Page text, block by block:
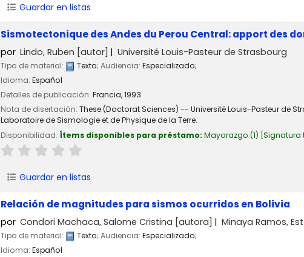
Guardar en listas
Sismotectonique des Andes du Perou Central: apport des
por Lindo, Ruben [autor] Université Louis-Pasteur de Strasbourg
Tipo de material: Texto; Audiencia: Especializado;
Idioma: Español
Detalles de publicación: Francia,1993
Nota de disertación: These (Doctorat Sciences) -- Université Louis-Pasteur de
Laboratoire de Sismologie et de Physique de la Terre.
Disponibilidad: Ítems disponibles para préstamo: Mayorazgo (1) Signatura
Guardar en listas
Relación de magnitudes para sismos ocurridos en Bolivia
por Condori Machaca, Salome Cristina [autora] Minaya Ramos,
Tipo de material: Texto; Audiencia: Especializado;
Idioma: Español